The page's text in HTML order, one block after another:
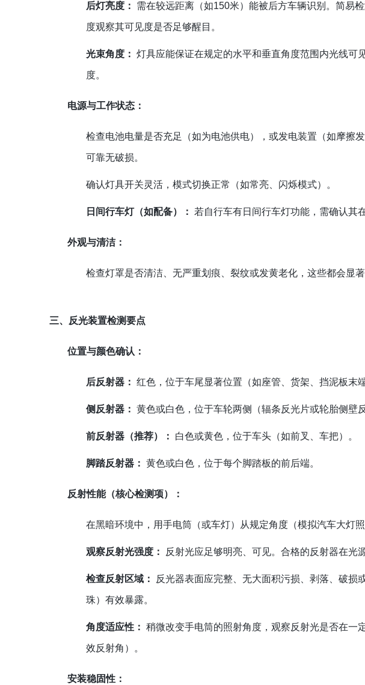
后灯亮度： 需在较远距离（如150米）能被后方车辆识别。简易
度观察其可见度是否足够醒目。
光束角度： 灯具应能保证在规定的水平和垂直角度范围内光线可
度。
电源与工作状态：
检查电池电量是否充足（如为电池供电），或发电装置（如摩擦
可靠无破损。
确认灯具开关灵活，模式切换正常（如常亮、闪烁模式）。
日间行车灯（如配备）： 若自行车有日间行车灯功能，需确认其
外观与清洁：
检查灯罩是否清洁、无严重划痕、裂纹或发黄老化，这些都会显
三、反光装置检测要点
位置与颜色确认：
后反射器： 红色，位于车尾显著位置（如座管、货架、挡泥板末端
侧反射器： 黄色或白色，位于车轮两侧（辐条反光片或轮胎侧壁
前反射器（推荐）： 白色或黄色，位于车头（如前叉、车把）。
脚踏反射器： 黄色或白色，位于每个脚踏板的前后端。
反射性能（核心检测项）：
在黑暗环境中，用手电筒（或车灯）从规定角度（模拟汽车大灯照
观察反射光强度： 反射光应足够明亮、可见。合格的反射器在光
检查反射区域： 反光器表面应完整、无大面积污损、剥落、破损
珠）有效暴露。
角度适应性： 稍微改变手电筒的照射角度，观察反射光是否在一
效反射角）。
安装稳固性：